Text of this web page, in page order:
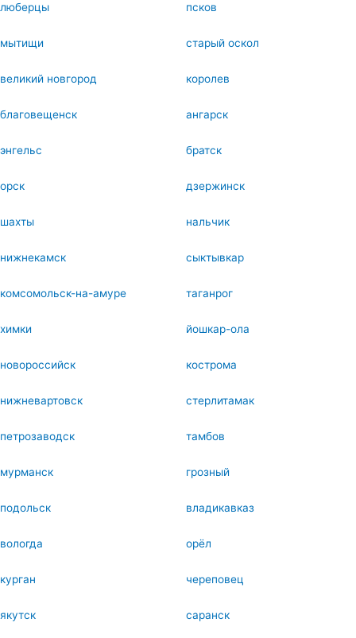
люберцы псков
мытищи старый оскол
великий новгород королев
благовещенск ангарск
энгельс братск
орск дзержинск
шахты нальчик
нижнекамск сыктывкар
комсомольск-на-амуре таганрог
химки йошкар-ола
новороссийск кострома
нижневартовск стерлитамак
петрозаводск тамбов
мурманск грозный
подольск владикавказ
вологда орёл
курган череповец
якутск саранск